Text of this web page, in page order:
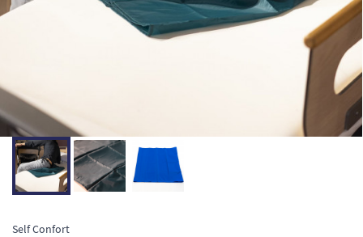
Self Confort